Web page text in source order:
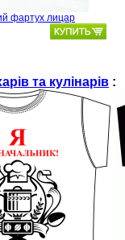
фартух лицар
та кулінарів :